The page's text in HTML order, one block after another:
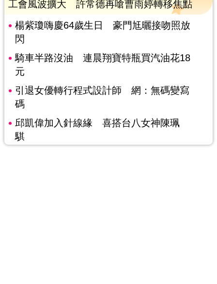
工會風波擴大 許常德再嗆曹雨婷轉移焦點
楊紫瓊嗨慶64歲生日 豪門尪曬接吻照放
閃
騎車半路沒油 連晨翔寶特瓶買汽油花18
元
引退女優轉行程式設計師 網：無碼變寫
碼
邱凱偉加入針線緣 喜搭台八女神陳珮
騏